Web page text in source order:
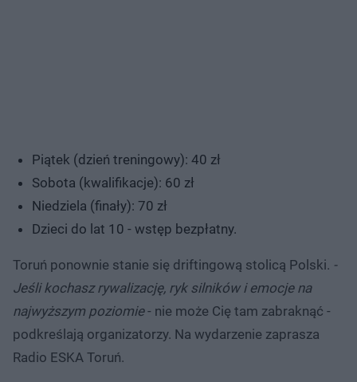
Piątek (dzień treningowy): 40 zł
Sobota (kwalifikacje): 60 zł
Niedziela (finały): 70 zł
Dzieci do lat 10 - wstęp bezpłatny.
Toruń ponownie stanie się driftingową stolicą Polski. -
Jeśli kochasz rywalizację, ryk silników i emocje na
najwyższym poziomie- nie może Cię tam zabraknąć -
podkreślają organizatorzy. Na wydarzenie zaprasza
Radio ESKA Toruń.